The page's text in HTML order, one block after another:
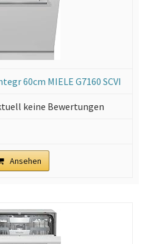
60cm MIELE G7160 SCVI
keine Bewertungen
Ansehen